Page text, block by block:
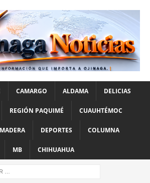
CAMARGO ALDAMA DELICIAS
REGIÓN PAQUIMÉ CUAUHTÉMOC
MADERA DEPORTES COLUMNA
MB CHIHUAHUA